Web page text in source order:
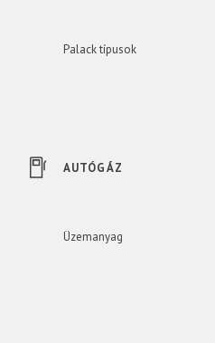
Palack típusok
AUTÓGÁZ
Üzemanyag